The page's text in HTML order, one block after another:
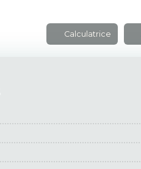
Calculatrice